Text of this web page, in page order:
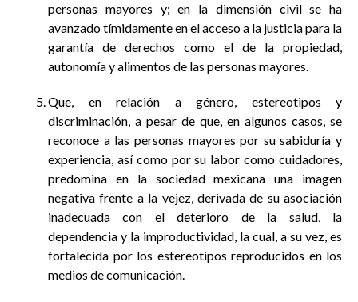
personas mayores y; en la dimensión civil se ha
avanzado tímidamente en el acceso a la justicia para la
garantía de derechos como el de la propiedad,
autonomía y alimentos de las personas mayores.
Que, en relación a género, estereotipos y
discriminación, a pesar de que, en algunos casos, se
reconoce a las personas mayores por su sabiduría y
experiencia, así como por su labor como cuidadores,
predomina en la sociedad mexicana una imagen
negativa frente a la vejez, derivada de su asociación
inadecuada con el deterioro de la salud, la
dependencia y la improductividad, la cual, a su vez, es
fortalecida por los estereotipos reproducidos en los
medios de comunicación.